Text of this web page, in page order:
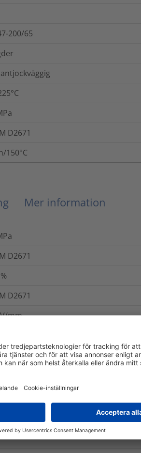
200/65
D2671
150°C
Mer information
D2671
%
D2671
mm